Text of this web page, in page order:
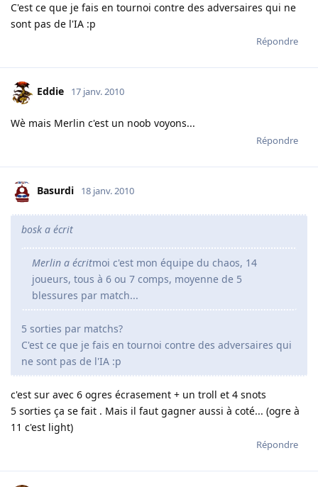
C'est ce que je fais en tournoi contre des adversaires qui ne
sont pas de l'IA :p
Répondre
Eddie 17 janv. 2010
Wè mais Merlin c'est un noob voyons...
Répondre
Basurdi 18 janv. 2010
bosk a écrit
Merlin a écritmoi c'est mon équipe du chaos, 14
joueurs, tous à 6 ou 7 comps, moyenne de 5
blessures par match...
5 sorties par matchs?
C'est ce que je fais en tournoi contre des adversaires qui
ne sont pas de l'IA :p
c'est sur avec 6 ogres écrasement + un troll et 4 snots
5 sorties ça se fait . Mais il faut gagner aussi à coté... (ogre à
11 c'est light)
Répondre